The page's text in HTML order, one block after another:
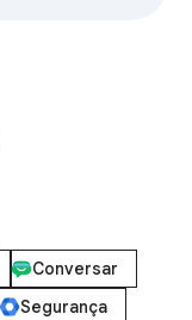
Conversar
Segurança